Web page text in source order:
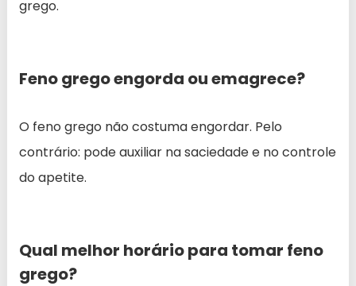
grego.
Feno grego engorda ou emagrece?
O feno grego não costuma engordar. Pelo
contrário: pode auxiliar na saciedade e no controle
do apetite.
Qual melhor horário para tomar feno
grego?